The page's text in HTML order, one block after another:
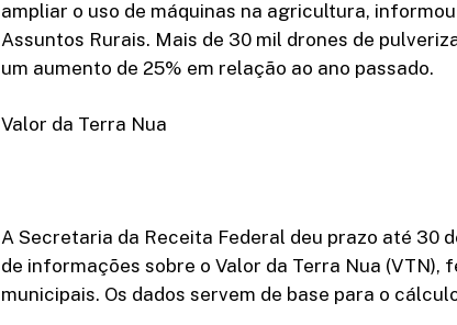
ampliar o uso de máquinas na agricultura,
Assuntos Rurais. Mais de 30 mil drones de
um aumento de 25% em relação ao ano passado.
Valor da Terra Nua
A Secretaria da Receita Federal deu prazo até 30
de informações sobre o Valor da Terra Nua (VTN),
municipais. Os dados servem de base para o